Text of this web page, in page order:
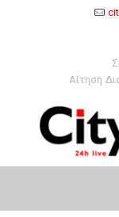
Αίτηση